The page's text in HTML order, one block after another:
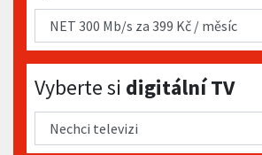
Vyberte si digitální TV
Vyberte si digitální TV